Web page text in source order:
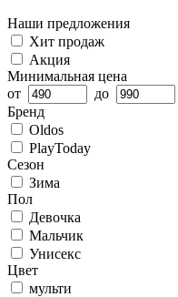
Наши предложения
Хит продаж
Акция
Минимальная цена
от
до
Бренд
Oldos
PlayToday
Сезон
Зима
Пол
Девочка
Мальчик
Унисекс
Цвет
мульти